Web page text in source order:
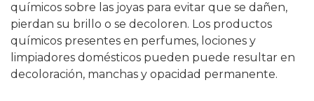
químicos sobre las joyas para evitar que se dañen,
pierdan su brillo o se decoloren. Los productos
químicos presentes en perfumes, lociones y
limpiadores domésticos pueden puede resultar en
decoloración, manchas y opacidad permanente.